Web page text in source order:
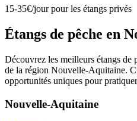
15-35€/jour pour les étangs privés
Étangs de pêche en
Découvrez les meilleurs étangs de
de la région Nouvelle-Aquitaine.
opportunités uniques pour
Nouvelle-Aquitaine